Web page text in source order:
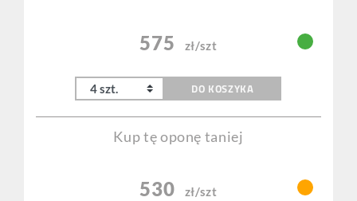
575 zł/szt
DO KOSZYKA
Kup tę oponę taniej
530 zł/szt